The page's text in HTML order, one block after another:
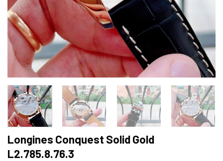
Longines Conquest Solid Gold
L2.785.8.76.3